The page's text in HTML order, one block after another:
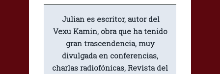
Julian es escritor, autor del
Vexu Kamin, obra que ha tenido
gran trascendencia, muy
divulgada en conferencias,
charlas radiofónicas, Revista del